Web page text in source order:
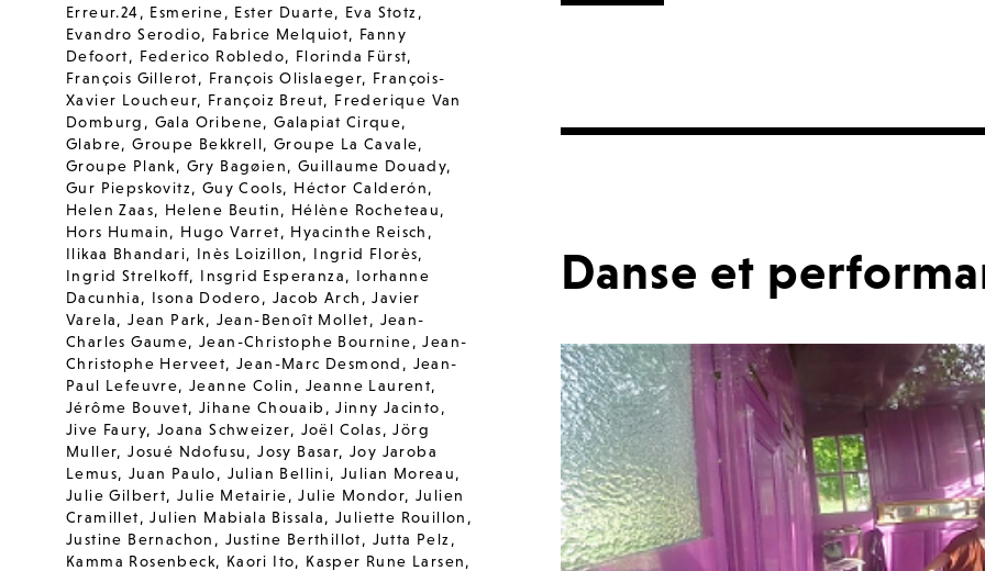
Erreur.24, Esmerine, Ester Duarte, Eva Stotz ,
Evandro Serodio, Fabrice Melquiot, Fanny
Defoort, Federico Robledo, Florinda Fürst,
François Gillerot, François Olislaeger, François-
Xavier Loucheur, Françoiz Breut, Frederique Van
Domburg , Gala Oribene,Galapiat Cirque,
Glabre,Groupe Bekkrell,Groupe La Cavale,
Groupe Plank, Gry Bagøien, Guillaume Douady,
Gur Piepskovitz, Guy Cools, Héctor Calderón,
Helen Zaas, Helene Beutin, Hélène Rocheteau,
Hors Humain, Hugo Varret, Hyacinthe Reisch ,
Ilikaa Bhandari, Inès Loizillon, Ingrid Florès,
Ingrid Strelkoff, Insgrid Esperanza, Iorhanne
Dacunhia, Isona Dodero, Jacob Arch ,Javier
Varela,Jean Park, Jean-Benoît Mollet, Jean-
Charles Gaume,Jean-Christophe Bournine,Jean-
Christophe Herveet,Jean-Marc Desmond , Jean-
Paul Lefeuvre,Jeanne Colin , Jeanne Laurent,
Jérôme Bouvet,Jihane Chouaib ,Jinny Jacinto,
Jive Faury, Joana Schweizer, Joël Colas,Jörg
Muller,Josué Ndofusu,Josy Basar,Joy Jaroba
Lemus, Juan Paulo, Julian Bellini,Julian Moreau,
Julie Gilbert,Julie Metairie,Julie Mondor,Julien
Cramillet,Julien Mabiala Bissala,Juliette Rouillon ,
Justine Bernachon , Justine Berthillot, Jutta Pelz ,
Kamma Rosenbeck, Kaori Ito, Kasper Rune Larsen,
Danse et